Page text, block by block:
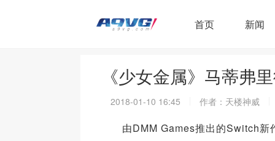
首页 新闻
《少女金属》马蒂弗
2018-01-10 16:45 作者：天楼神威
由DMM Games推出的Switch新作